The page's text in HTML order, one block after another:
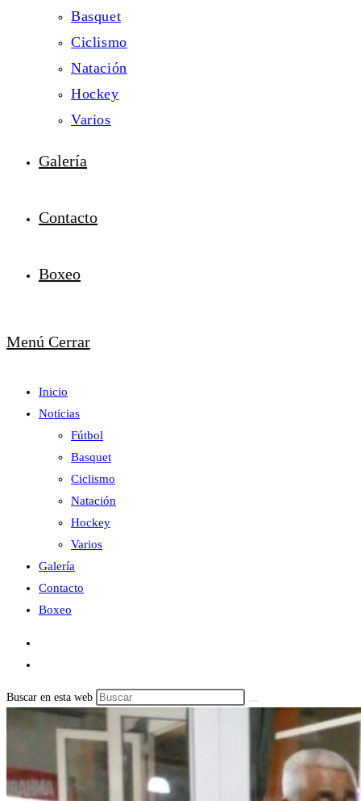
Basquet
Ciclismo
Natación
Hockey
Varios
Galería
Contacto
Boxeo
Menú Cerrar
Inicio
Noticias
Fútbol
Basquet
Ciclismo
Natación
Hockey
Varios
Galería
Contacto
Boxeo
Buscar en esta web